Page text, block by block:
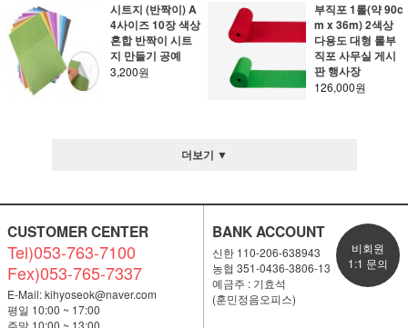
시트지 (반짝이) A
4사이즈 10장 색상
혼합 반짝이 시트
지 만들기 공예
3,200원
부직포 1롤(약 90c
m x 36m) 2색상
다용도 대형 롤부
직포 사무실 게시
판 행사장
126,000원
더보기 ▼
CUSTOMER CENTER
Tel)053-763-7100
Fex)053-765-7337
E-Mail:kihyoseok@naver.com
평일 10:00 ~ 17:00
주말 10:00 ~ 13:00
BANK ACCOUNT
신한 110-206-638943
농협 351-0436-3806-13
예금주 : 기효석
(훈민정음오피스)
비회원
1:1 문의